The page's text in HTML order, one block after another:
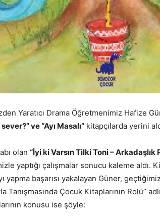
Yaratıcı Drama Öğretmenimiz Hafize
ve “Ayı Masalı” kitapçılarda yerini
olan “İyi ki Varsın Tilki Toni –
yaptığı çalışmalar sonucu kaleme aldı.
yapma başarısı yakalayan Güner,
Tanışmasında Çocuk Kitaplarının Rolü”
konusu ise şöyle: